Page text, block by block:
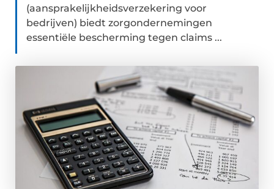
(aansprakelijkheidsverzekering voor
bedrijven) biedt zorgondernemingen
essentiële bescherming tegen claims ...